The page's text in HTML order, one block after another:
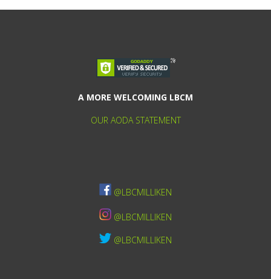
A MORE WELCOMING LBCM
OUR AODA STATEMENT
@LBCMILLIKEN
@LBCMILLIKEN
@LBCMILLIKEN